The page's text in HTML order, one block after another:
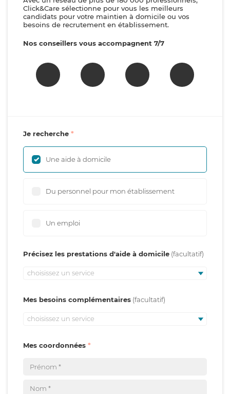
Click&Care sélectionne pour vous les meilleurs
candidats pour votre maintien à domicile ou vos
besoins de recrutement en établissement.
Nos conseillers vous accompagnent 7/7
Je recherche
Une aide à domicile
Du personnel pour mon établissement
Un emploi
Précisez les prestations d'aide à domicile
choisissez un service
Mes besoins complémentaires
choisissez un service
Mes coordonnées